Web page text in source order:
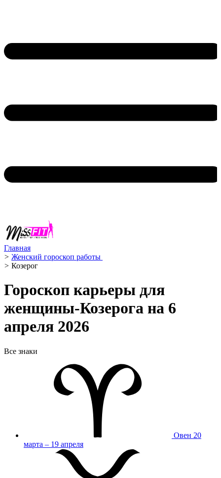
Главная
> Женский гороскоп работы ‍
> Козерог ️
Гороскоп карьеры для
женщины-Козерога на 6
апреля 2026
Все знаки
Овен 20
марта – 19 апреля